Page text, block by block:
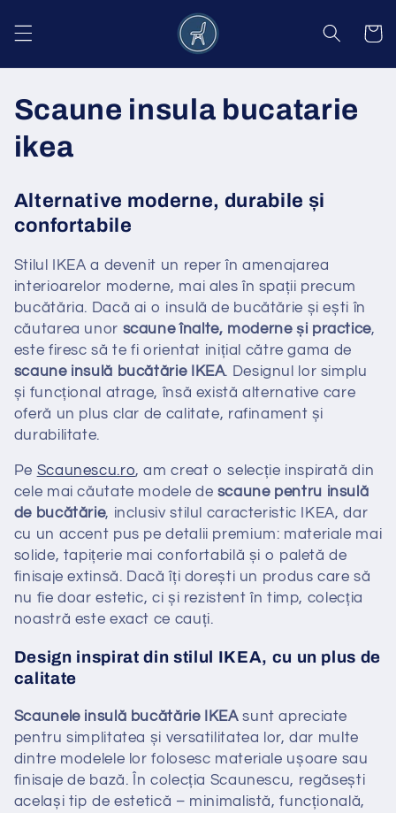
conținut
Coș
C
o
e
c
ț
i
e
:
Scaune insula bucatarie
ikea
Alternative moderne, durabile și
confortabile
Stilul IKEA a devenit un reper în amenajarea
interioarelor moderne, mai ales în spații precum
bucătăria. Dacă ai o insulă de bucătărie și ești în
căutarea unor scaune înalte, moderne și practice,
este firesc să te fi orientat inițial către gama de
scaune insulă bucătărie IKEA. Designul lor simplu
și funcțional atrage, însă există alternative care
oferă un plus clar de calitate, rafinament și
durabilitate.
Pe Scaunescu.ro, am creat o selecție inspirată din
cele mai căutate modele de scaune pentru insulă
de bucătărie, inclusiv stilul caracteristic IKEA, dar
cu un accent pus pe detalii premium: materiale mai
solide, tapițerie mai confortabilă și o paletă de
finisaje extinsă. Dacă îți dorești un produs care să
nu fie doar estetic, ci și rezistent în timp, colecția
noastră este exact ce cauți.
Design inspirat din stilul IKEA, cu un plus de
calitate
Scaunele insulă bucătărie IKEAsunt apreciate
pentru simplitatea și versatilitatea lor, dar multe
dintre modelele lor folosesc materiale ușoare sau
finisaje de bază. În colecția Scaunescu, regăsești
același tip de estetică – minimalistă, funcțională,